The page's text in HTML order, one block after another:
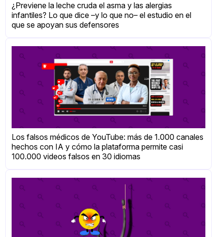
¿Previene la leche cruda el asma y las alergias
infantiles? Lo que dice –y lo que no– el estudio en el
que se apoyan sus defensores
Los falsos médicos de YouTube: más de 1.000 canales
hechos con IA y cómo la plataforma permite casi
100.000 videos falsos en 30 idiomas